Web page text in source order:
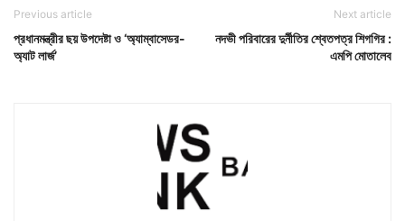
Previous article
প্রধানমন্ত্রীর ছয় উপদেষ্টা ও ‘অ্যাম্বাসেডর-
অ্যাট লার্জ’
Next article
নদভী পরিবারের দুর্নীতির শ্বেতপত্র শিগগির :
এমপি মোতালেব